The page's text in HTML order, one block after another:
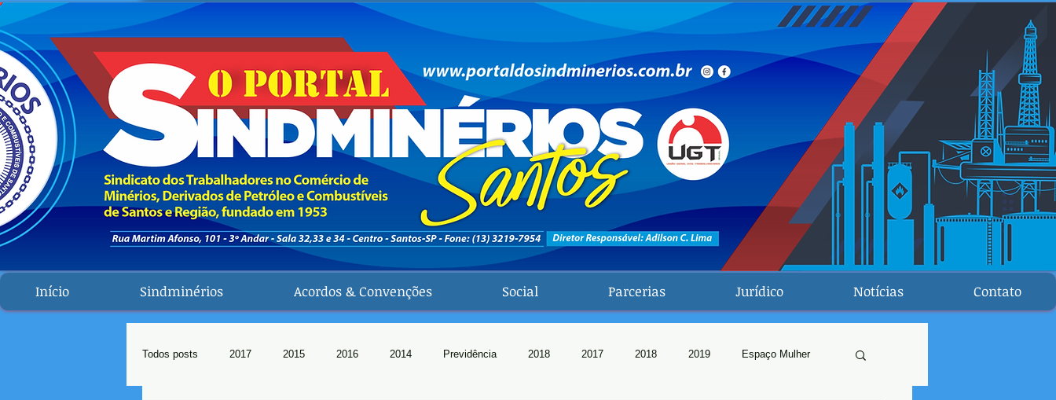
Todos posts 2017 2015 2016 2014 Previdência 2018 2017 2018 2019 Espaço Mulher
Início Sindminérios Acordos & Convenções Social Parcerias Jurídico Notícias Contato